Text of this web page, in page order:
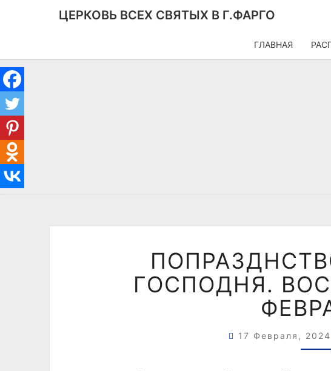
ЦЕРКОВЬ ВСЕХ СВЯТЫХ В Г.ФАРГО
ГЛАВНАЯ
18
ГОСПОДНЯ.
17 Февраля, 2024